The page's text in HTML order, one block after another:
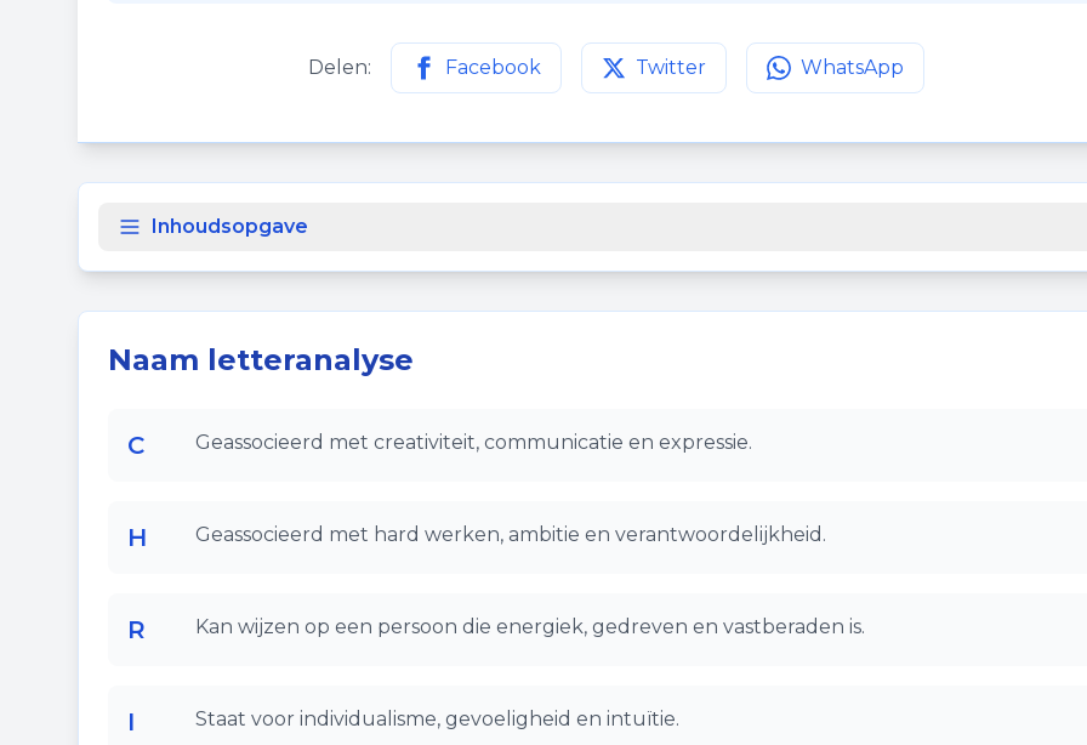
Delen: Facebook
Deel deze pagina op Facebook
Twitter
Deel deze pagina opTwitter
WhatsApp
Deel deze pagina op
Inhoudsopgave
Naam letteranalyse
C Geassocieerd met creativiteit, communicatie en expressie.
H Geassocieerd met hard werken, ambitie en verantwoordelijkheid.
R Kan wijzen op een persoon die energiek, gedreven en vastberaden is.
I Staat voor individualisme, gevoeligheid en intuïtie.